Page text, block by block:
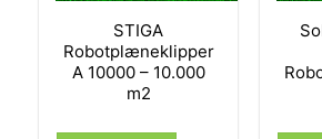
STIGA
Robotplæneklipper
A 10000 – 10.000
m2